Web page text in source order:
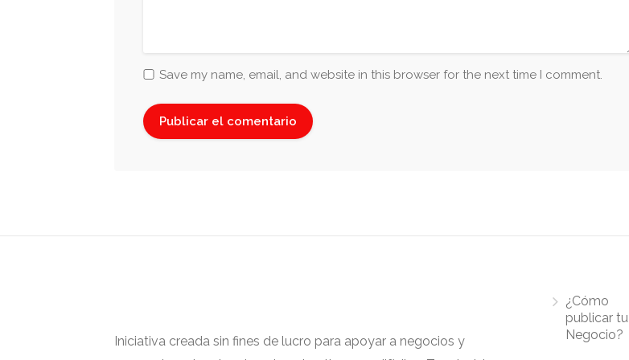
Save my name, email, and website in this browser for the next time I comment.
Iniciativa creada sin fines de lucro para apoyar a negocios y
¿Cómo
publicar tu
Negocio?